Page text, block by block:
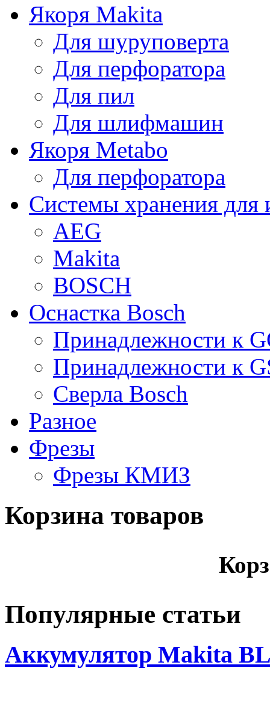
Якоря Makita
Для шуруповерта
Для перфоратора
Для пил
Для шлифмашин
Якоря Metabo
Для перфоратора
Системы хранения для
AEG
Makita
BOSCH
Оснастка Bosch
Принадлежности к
Принадлежности к
Сверла Bosch
Разное
Фрезы
Фрезы КМИЗ
Корзина товаров
Популярные статьи
Аккумулятор Makita